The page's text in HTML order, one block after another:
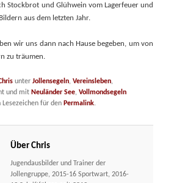
Stockbrot und Glühwein vom Lagerfeuer und
aus dem letzten Jahr.
wir uns dann nach Hause begeben, um von
zu träumen.
unterJollensegeln,Vereinsleben,
und mit Neuländer See,Vollmondsegeln
für den Permalink.
Über Chris
Jugendausbilder und Trainer der
Jollengruppe, 2015-16 Sportwart, 2016-